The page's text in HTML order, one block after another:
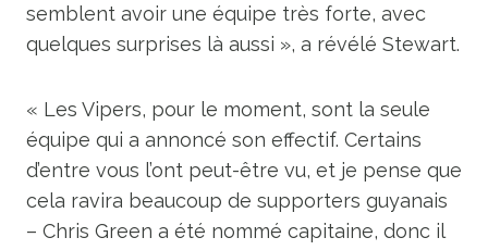
semblent avoir une équipe très forte, avec
quelques surprises là aussi », a révélé Stewart.
« Les Vipers, pour le moment, sont la seule
équipe qui a annoncé son effectif. Certains
d’entre vous l’ont peut-être vu, et je pense que
cela ravira beaucoup de supporters guyanais
– Chris Green a été nommé capitaine, donc il